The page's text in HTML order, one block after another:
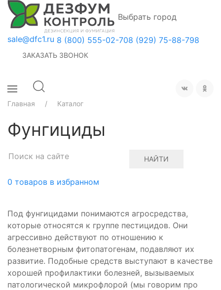
Выбрать город
sale@dfc1.ru 8 (800) 555-02-708 (929) 75-88-798
ЗАКАЗАТЬ ЗВОНОК
Главная Каталог
Фунгициды
НАЙТИ
0 товаров в избранном
Под фунгицидами понимаются агросредства,
которые относятся к группе пестицидов. Они
агрессивно действуют по отношению к
болезнетворным фитопатогенам, подавляют их
развитие. Подобные средств выступают в качестве
хорошей профилактики болезней, вызываемых
патологической микрофлорой (мы говорим про